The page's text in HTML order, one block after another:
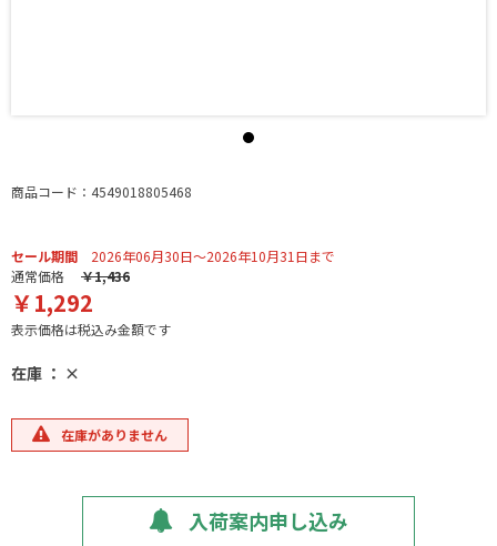
商品コード：4549018805468
セール期間 2026年06月30日～2026年10月31日まで
通常価格 ￥1,436
￥1,292
表示価格は税込み金額です
在庫 ： ×
在庫がありません
入荷案内申し込み